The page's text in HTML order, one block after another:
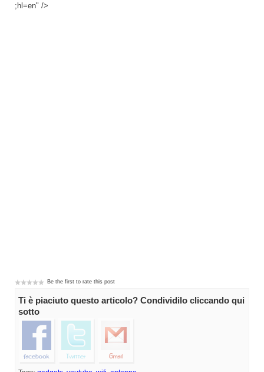
;hl=en" />
Be the first to rate this post
Ti è piaciuto questo articolo? Condividilo cliccando qui
sotto